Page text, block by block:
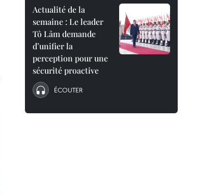
Actualité de la
semaine : Le leader
Tô Lâm demande
d’unifier la
perception pour une
sécurité proactive
ÉCOUTER